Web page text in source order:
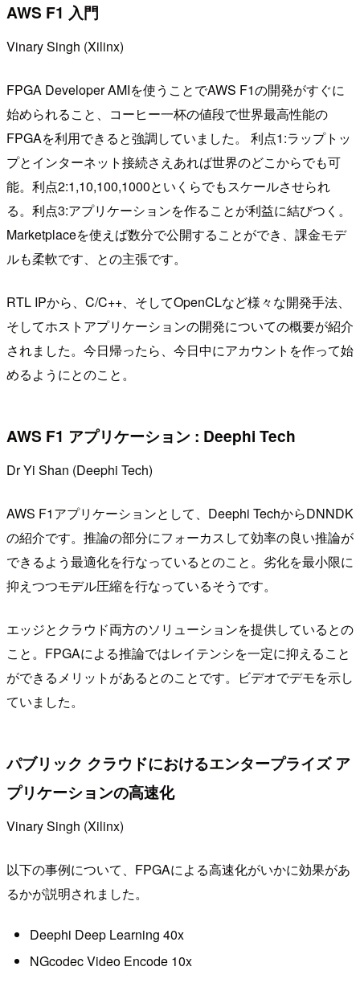
AWS F1 入門
Vinary Singh (Xilinx)
FPGA Developer AMIを使うことでAWS F1の開発がすぐに
始められること、コーヒー一杯の値段で世界最高性能の
FPGAを利用できると強調していました。 利点1:ラップトッ
プとインターネット接続さえあれば世界のどこからでも可
能。利点2:1,10,100,1000といくらでもスケールさせられ
る。利点3:アプリケーションを作ることが利益に結びつく。
Marketplaceを使えば数分で公開することができ、課金モデ
ルも柔軟です、との主張です。
RTL IPから、C/C++、そしてOpenCLなど様々な開発手法、
そしてホストアプリケーションの開発についての概要が紹介
されました。今日帰ったら、今日中にアカウントを作って始
めるようにとのこと。
AWS F1 アプリケーション : Deephi Tech
Dr Yi Shan (Deephi Tech)
AWS F1アプリケーションとして、Deephi TechからDNNDK
の紹介です。推論の部分にフォーカスして効率の良い推論が
できるよう最適化を行なっているとのこと。劣化を最小限に
抑えつつモデル圧縮を行なっているそうです。
エッジとクラウド両方のソリューションを提供しているとの
こと。FPGAによる推論ではレイテンシを一定に抑えること
ができるメリットがあるとのことです。ビデオでデモを示し
ていました。
パブリック クラウドにおけるエンタープライズ ア
プリケーションの高速化
Vinary Singh (Xilinx)
以下の事例について、FPGAによる高速化がいかに効果があ
るかが説明されました。
Deephi Deep Learning 40x
NGcodec Video Encode 10x